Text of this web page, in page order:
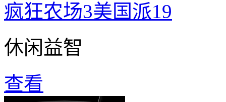
疯狂农场3美国派19
休闲益智
查看